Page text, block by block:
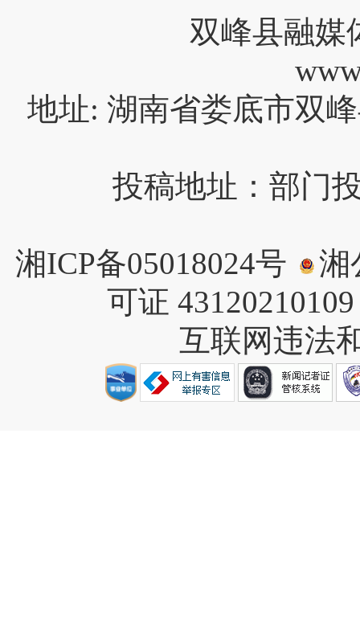
双峰县融媒
地址: 湖南省娄底市双
投稿地址：部门
湘ICP备05018024号
湘
可证
互联网违法